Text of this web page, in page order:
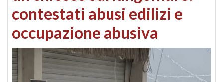
contestati abusi edilizi e
occupazione abusiva